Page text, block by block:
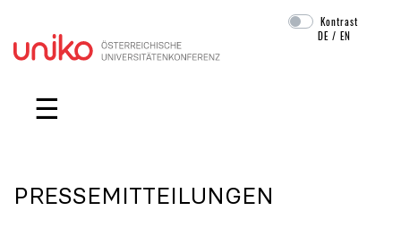
Navigation überspringen
Kontrast
DE /EN
☰
PRESSEMITTEILUNGEN